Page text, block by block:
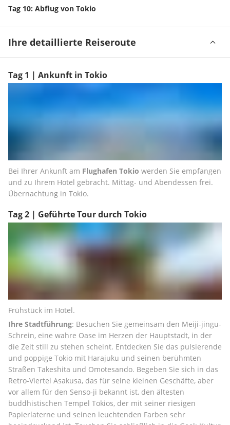
Tag 10: Abflug von Tokio
Ihre detaillierte Reiseroute
Tag 1 | Ankunft in Tokio
Bei Ihrer Ankunft am Flughafen Tokio werden Sie empfangen
und zu Ihrem Hotel gebracht. Mittag- und Abendessen frei.
Übernachtung in Tokio.
Tag 2 | Geführte Tour durch Tokio
Frühstück im Hotel.
Ihre Stadtführung: Besuchen Sie gemeinsam den Meiji-jingu-
Schrein, eine wahre Oase im Herzen der Hauptstadt, in der
die Zeit still zu stehen scheint. Entdecken Sie das pulsierende
und poppige Tokio mit Harajuku und seinen berühmten
Straßen Takeshita und Omotesando. Begeben Sie sich in das
Retro-Viertel Asakusa, das für seine kleinen Geschäfte, aber
vor allem für den Senso-ji bekannt ist, den ältesten
buddhistischen Tempel Tokios, der mit seiner riesigen
Papierlaterne und seinen leuchtenden Farben sehr